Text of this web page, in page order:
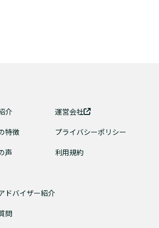
介
特徴
声
ドバイザー紹介
問
運営会社
プライバシーポリシー
利用規約